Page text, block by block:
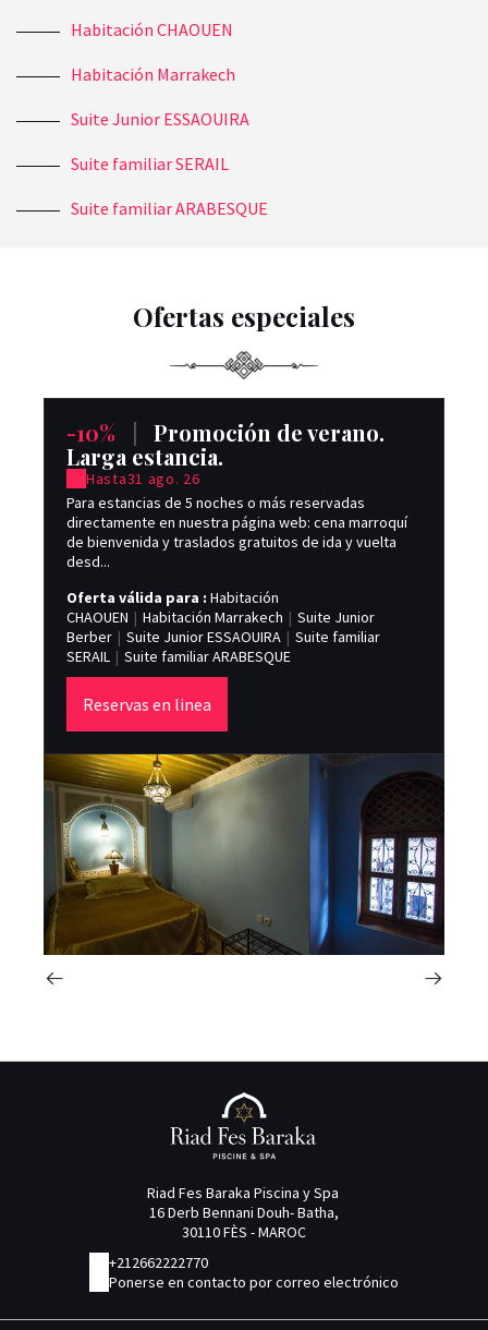
Habitación CHAOUEN
Habitación Marrakech
Suite Junior ESSAOUIRA
Suite familiar SERAIL
Suite familiar ARABESQUE
Ofertas especiales
-10%
Promoción de verano.
Larga estancia.
Hasta31 ago. 26
Para estancias de 5 noches o más reservadas
directamente en nuestra página web: cena marroquí
de bienvenida y traslados gratuitos de ida y vuelta
desd...
Oferta válida para : Habitación
CHAOUEN | Habitación Marrakech | Suite Junior
Berber | Suite Junior ESSAOUIRA | Suite familiar
SERAIL | Suite familiar ARABESQUE
Reservas en linea
Riad Fes Baraka Piscina y Spa
16 Derb Bennani Douh- Batha,
30110 FÈS - MAROC
+212662222770
Ponerse en contacto por correo electrónico